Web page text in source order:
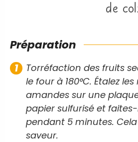
de
Préparation
Torréfaction des fruits
le four à 180°C. Étalez
amandes sur une
papier sulfurisé et
pendant 5 minutes.
saveur.